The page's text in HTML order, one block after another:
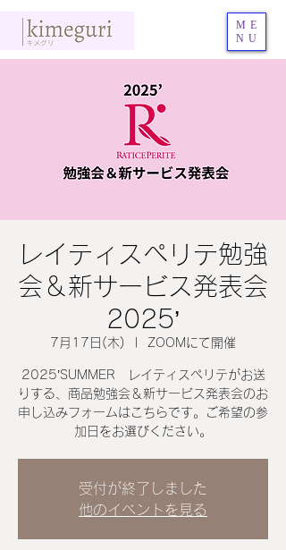
ME
NU
レイティスペリテ勉強
会＆新サービス発表会
2025’
7月17日(木) ZOOMにて開催
2025’SUMMER レイティスペリテがお送
りする、商品勉強会＆新サービス発表会のお
申し込みフォームはこちらです。ご希望の参
加日をお選びください。
受付が終了しました
他のイベントを見る